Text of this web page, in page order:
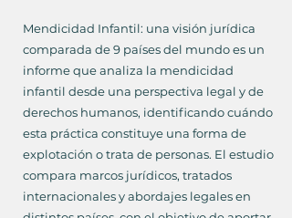
Mendicidad Infantil: una visión jurídica
comparada de 9 países del mundo es un
informe que analiza la mendicidad
infantil desde una perspectiva legal y de
derechos humanos, identificando cuándo
esta práctica constituye una forma de
explotación o trata de personas. El estudio
compara marcos jurídicos, tratados
internacionales y abordajes legales en